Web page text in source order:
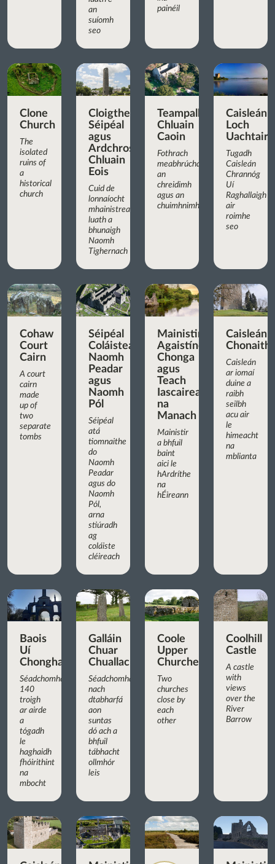
an
suíomh
seo
painéil
Clone
Church
The
isolated
ruins of
a
historical
church
Cloigtheach,
Séipéal
agus
Ardchros
Chluain
Eois
Cuid de
lonnaíocht
mhainistreach
luath a
bhunaigh
Naomh
Tighernach
Teampall
Chluain
Caoin
Fothrach
meabhrúcháin
an
chreidimh
agus an
chuimhnimh
Caisleán
Loch
Uachtair
Tugadh
Caisleán
Chrannóg
Uí
Raghallaigh
air
roimhe
seo
Cohaw
Court
Cairn
A court
cairn
made
up of
two
separate
tombs
Séipéal
Coláisteach
Naomh
Peadar
agus
Naomh
Pól
Séipéal
atá
tiomnaithe
do
Naomh
Peadar
agus do
Naomh
Pól,
arna
stiúradh
ag
coláiste
cléireach
Mainistir
Agaistíneach
Chonga
agus
Teach
Iascaireachta
na
Manach
Mainistir
a bhfuil
baint
aici le
hArdríthe
na
hÉireann
Caisleán
Caisleán
ar iomaí
duine a
raibh
seilbh
acu air
le
himeacht
na
mblianta
Baois
Uí
Chonghaile
Séadchomhartha
140
troigh
ar airde
a
tógadh
le
haghaidh
fhóirithint
na
mbocht
Galláin
Chuar
Chuallachta
Séadchomhartha
nach
dtabharfá
aon
suntas
dó ach a
bhfuil
tábhacht
ollmhór
leis
Coole
Upper
Churches
Two
churches
close by
each
other
Coolhill
Castle
A castle
with
views
over the
River
Barrow